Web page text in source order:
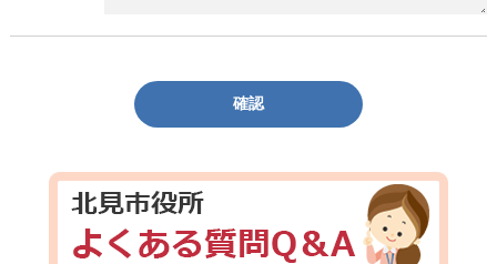
確認